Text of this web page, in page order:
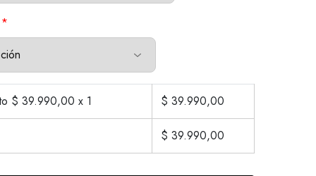
$ 39.990,00 x 1 $ 39.990,00
$ 39.990,00